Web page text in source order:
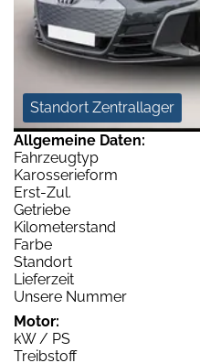
Standort Zentrallager
Allgemeine Daten:
Fahrzeugtyp
Karosserieform
Erst-Zul.
Getriebe
Kilometerstand
Farbe
Standort
Lieferzeit
Unsere Nummer
Motor:
kW / PS
Treibstoff